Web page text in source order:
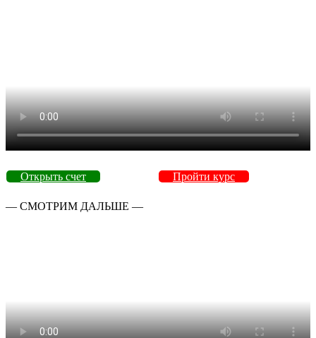
Открыть счет Пройти курс
— СМОТРИМ ДАЛЬШЕ —